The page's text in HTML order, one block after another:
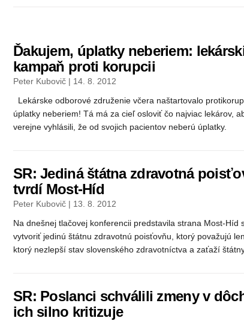
Ďakujem, úplatky neberiem:
kampaň proti korupcii
Peter Kubovič | 14. 8. 2012
Lekárske odborové združenie včera naštartovalo
úplatky neberiem! Tá má za cieľ osloviť čo najviac lekárov,
verejne vyhlásili, že od svojich pacientov neberú úplatky.
SR: Jediná štátna zdravotná
tvrdí Most-Híd
Peter Kubovič | 13. 8. 2012
Na dnešnej tlačovej konferencii predstavila strana Most-Híd
vytvoriť jedinú štátnu zdravotnú poisťovňu, ktorý považujú
ktorý nezlepší stav slovenského zdravotníctva a zaťaží
SR: Poslanci schválili zmeny v
ich silno kritizuje